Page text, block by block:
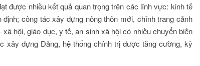
được nhiều kết quả quan trọng trên các lĩnh vực: kinh tế
công tác xây dựng nông thôn mới, chỉnh trang cảnh
hội, giáo dục, y tế, an sinh xã hội có nhiều chuyển biến
xây dựng Đảng, hệ thống chính trị được tăng cường, kỷ